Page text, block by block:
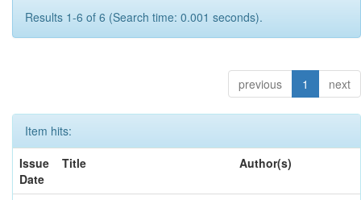
Results 1-6 of 6 (Search time: 0.001 seconds).
previous 1 next
Item hits:
Issue
Date
Title Author(s)